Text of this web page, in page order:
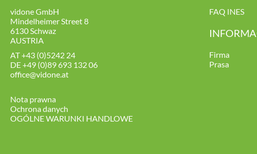
vidone GmbH
Mindelheimer Street 8
6130 Schwaz
AUSTRIA
AT+43 (0)5242 24
DE+49 (0)89 693 132 06
office@vidone.at
Nota prawna
Ochrona danych
OGÓLNE WARUNKI HANDLOWE
FAQ INES
Firma
Prasa